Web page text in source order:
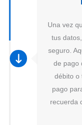
Una vez
tus
seguro.
de pago
débito o
pago
recuerda